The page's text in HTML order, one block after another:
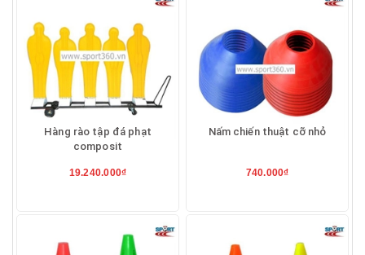
Hàng rào tập đá phạt
composit
19.240.000₫
Nấm chiến thuật cỡ nhỏ
740.000₫